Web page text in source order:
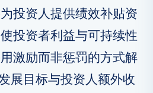
投资人提供绩效补贴资
投资者利益与可持续性
激励而非惩罚的方式解
展目标与投资人额外收